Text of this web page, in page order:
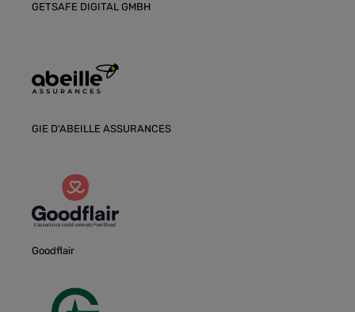
GETSAFE DIGITAL GMBH
GIE D'ABEILLE ASSURANCES
Goodflair